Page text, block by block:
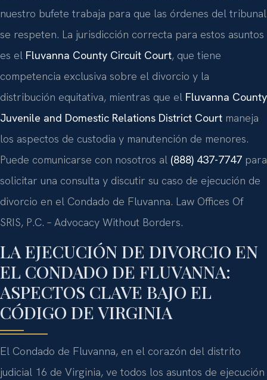
nuestro bufete trabaja para que las órdenes del tribunal
se respeten. La jurisdicción correcta para estos asuntos
es el Fluvanna County Circuit Court, que tiene
competencia exclusiva sobre el divorcio y la
distribución equitativa, mientras que el Fluvanna County
Juvenile and Domestic Relations District Court maneja
los aspectos de custodia y manutención de menores.
Puede comunicarse con nosotros al (888) 437-7747 para
solicitar una consulta y discutir su caso de ejecución de
divorcio en el Condado de Fluvanna. Law Offices Of
SRIS, P.C. – Advocacy Without Borders.
LA EJECUCIÓN DE DIVORCIO EN
EL CONDADO DE FLUVANNA:
ASPECTOS CLAVE BAJO EL
CÓDIGO DE VIRGINIA
El Condado de Fluvanna, en el corazón del distrito
judicial 16 de Virginia, ve todos los asuntos de ejecución